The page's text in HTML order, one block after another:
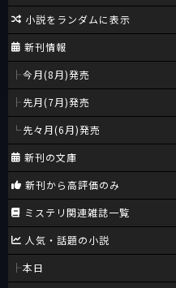
小説をランダムに表示
新刊情報
今月(8月)発売
先月(7月)発売
先々月(6月)発売
新刊の文庫
新刊から高評価のみ
ミステリ関連雑誌一覧
人気・話題の小説
本日